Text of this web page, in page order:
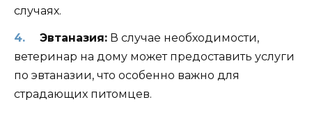
случаях.
Эвтаназия:В случае необходимости,
ветеринар на дому может предоставить услуги
по эвтаназии, что особенно важно для
страдающих питомцев.